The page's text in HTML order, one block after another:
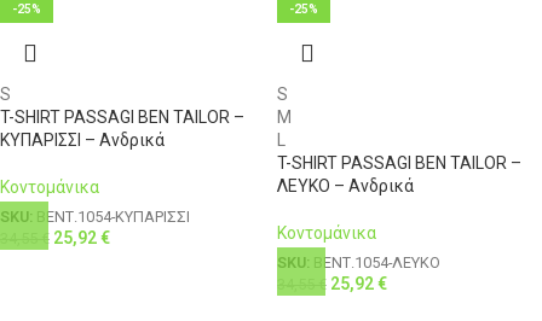
-25%
S
T-SHIRT PASSAGI BEN TAILOR –
ΚΥΠΑΡΙΣΣΙ – Ανδρικά
Κοντομάνικα
SKU: ΒΕΝΤ.1054-ΚΥΠΑΡΙΣΣΙ
€ 25,92€
-25%
S
M
T-SHIRT PASSAGI BEN TAILOR –
ΛΕΥΚΟ – Ανδρικά
Κοντομάνικα
SKU: ΒΕΝΤ.1054-ΛΕΥΚΟ
€ 25,92€